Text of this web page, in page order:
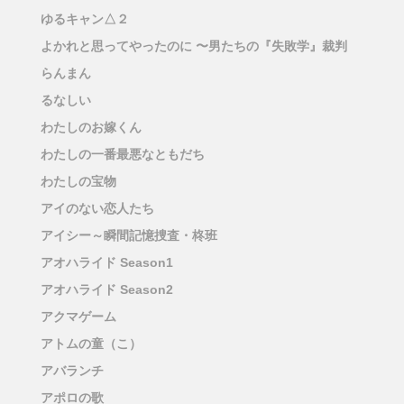
ゆるキャン△２
よかれと思ってやったのに 〜男たちの『失敗学』裁判
らんまん
るなしい
わたしのお嫁くん
わたしの一番最悪なともだち
わたしの宝物
アイのない恋人たち
アイシー～瞬間記憶捜査・柊班
アオハライド Season1
アオハライド Season2
アクマゲーム
アトムの童（こ）
アバランチ
アポロの歌